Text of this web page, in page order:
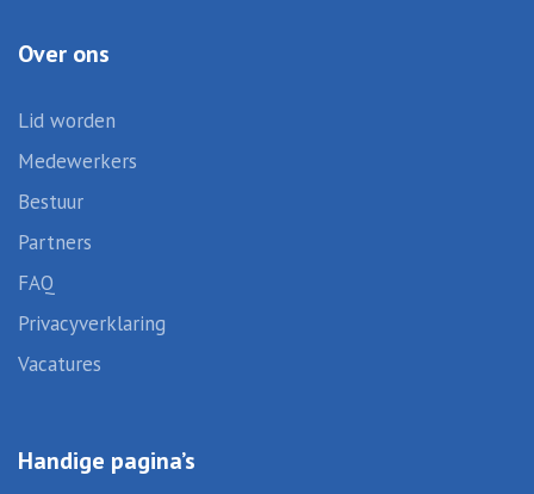
Over ons
Lid worden
Medewerkers
Bestuur
Partners
FAQ
Privacyverklaring
Vacatures
Handige pagina’s